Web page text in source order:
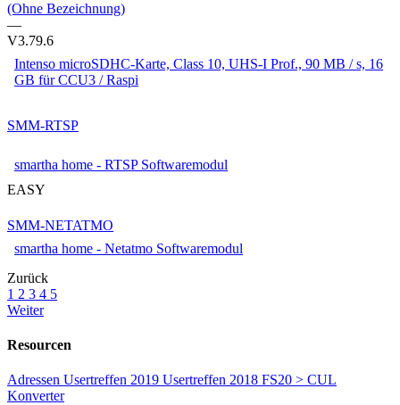
(Ohne Bezeichnung)
—
V3.79.6
Intenso microSDHC-Karte, Class 10, UHS-I Prof., 90 MB / s, 16
GB für CCU3 / Raspi
SMM-RTSP
smartha home - RTSP Softwaremodul
EASY
SMM-NETATMO
smartha home - Netatmo Softwaremodul
Zurück
1 2 3 4 5
Weiter
Resourcen
Adressen Usertreffen 2019 Usertreffen 2018 FS20 > CUL
Konverter